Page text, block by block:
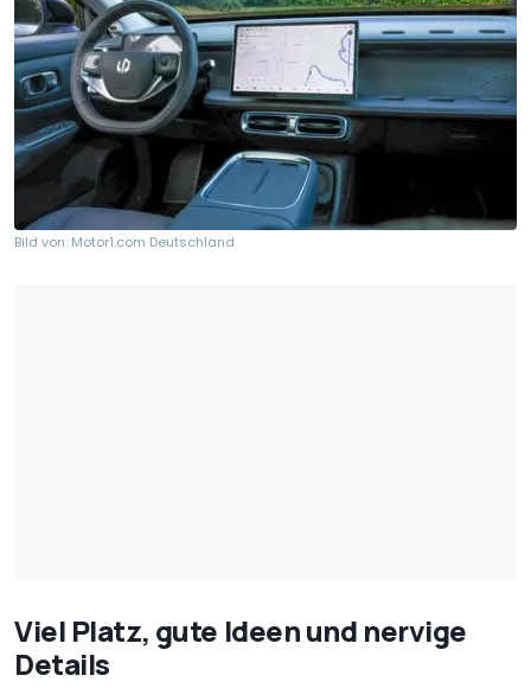
Bild von: Motor1.com Deutschland
Viel Platz, gute Ideen und nervige
Details